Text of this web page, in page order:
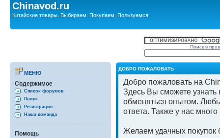
Chinavod.ru
Китайские товары. Выбираем. Покупаем. Пользуемся.
Поиск в
МЕНЮ
Содержимое
Список форумов
Поиск
Регистрация
Наша команда
Помощь
ДОБРО ПОЖАЛОВАТЬ
Добро пожаловать на
Здесь Вы сможете узнать
обменяться опытом.
ответа. Также у нас
Желаем удачных покупок